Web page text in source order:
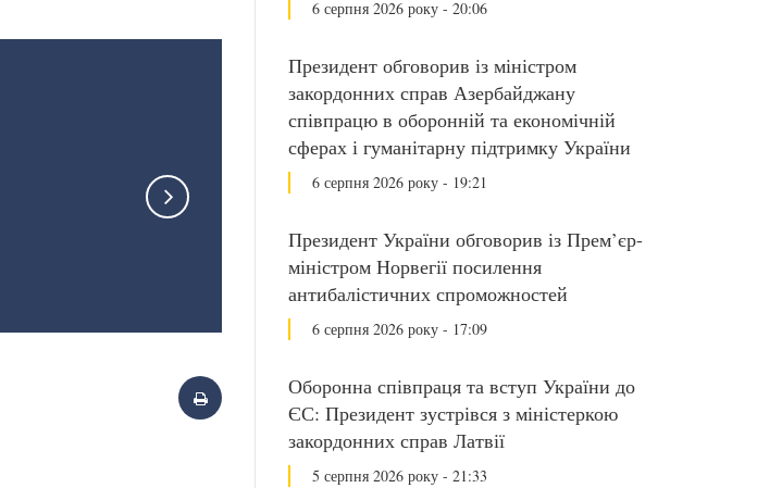
6 серпня 2026 року - 20:06
Президент обговорив із міністром
закордонних справ Азербайджану
співпрацю в оборонній та економічній
сферах і гуманітарну підтримку України
6 серпня 2026 року - 19:21
Президент України обговорив із Прем’єр-
міністром Норвегії посилення
антибалістичних спроможностей
6 серпня 2026 року - 17:09
Оборонна співпраця та вступ України до
ЄС: Президент зустрівся з міністеркою
закордонних справ Латвії
5 серпня 2026 року - 21:33